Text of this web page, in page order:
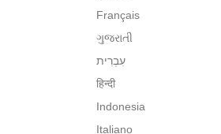
Français
ગુજરાતી
हिन्दी
Indonesia
Italiano